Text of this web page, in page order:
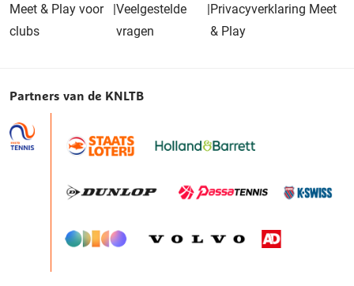
Meet & Play voor
clubs
|Veelgestelde
vragen
|Privacyverklaring Meet
& Play
Partners van de KNLTB